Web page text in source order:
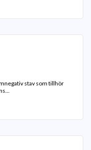
stav som tillhör